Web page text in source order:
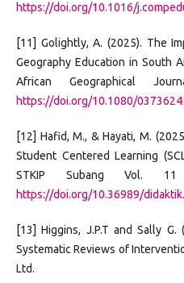
https://doi.org/10.1016/
[11] Golightly, A. (2025). The
Geography Education in South
African Geographical
https://doi.org/10.1080/
[12] Hafid, M., & Hayati, M.
Student Centered Learning
STKIP Subang Vol.
https://doi.org/10.36989/
[13] Higgins, J.P.T and Sally
Systematic Reviews of
Ltd.